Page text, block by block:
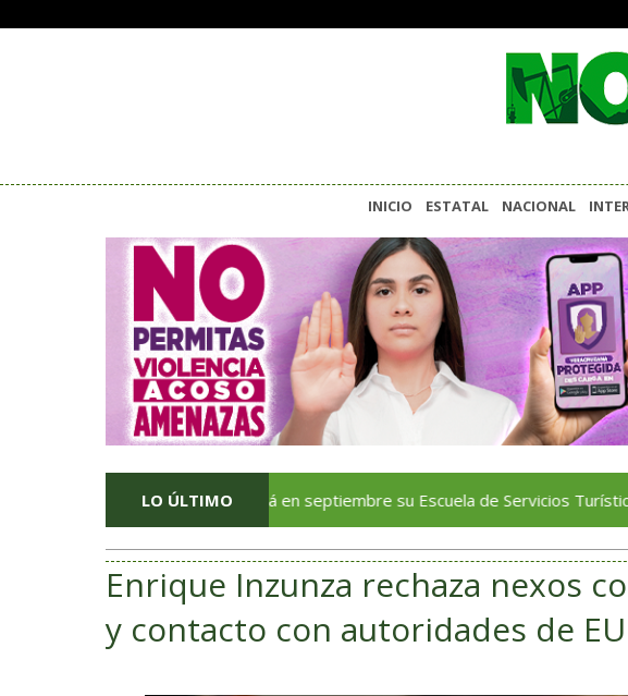
INICIO ESTATAL NACIONAL
LO ÚLTIMO
Veracruz estrenará en septiembre su Escuela de Servicios Turísticos: Rocío
Enrique Inzunza rechaza nexos
y contacto con autoridades de EU